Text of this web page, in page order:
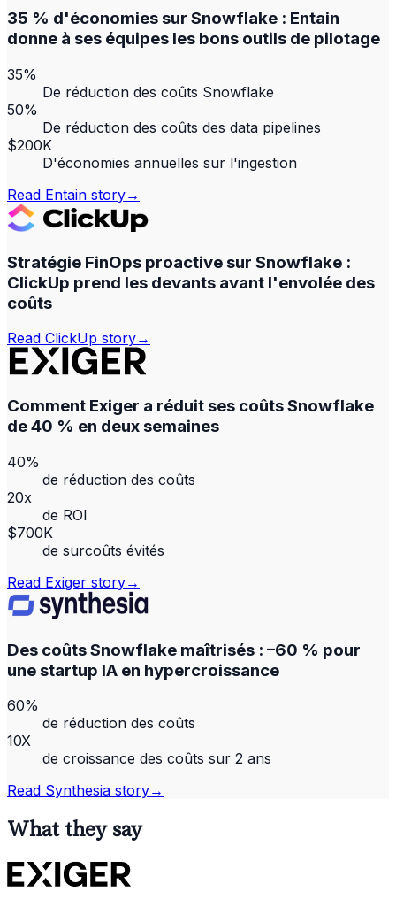
35 % d'économies sur Snowflake : Entain
donne à ses équipes les bons outils de pilotage
35%
De réduction des coûts Snowflake
50%
De réduction des coûts des data pipelines
$200K
D'économies annuelles sur l'ingestion
Read Entain story→
Stratégie FinOps proactive sur Snowflake :
ClickUp prend les devants avant l'envolée des
coûts
Read ClickUp story→
Comment Exiger a réduit ses coûts Snowflake
de 40 % en deux semaines
40%
de réduction des coûts
20x
de ROI
$700K
de surcoûts évités
Read Exiger story→
Des coûts Snowflake maîtrisés : –60 % pour
une startup IA en hypercroissance
60%
de réduction des coûts
10X
de croissance des coûts sur 2 ans
Read Synthesia story→
What they say